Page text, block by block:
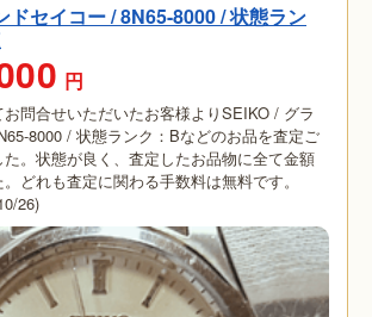
ドセイコー / 8N65-8000 / 状態ラン
円
問合せいただいたお客様よりSEIKO / グラ
8000 / 状態ランク：Bなどのお品を査定ご
。状態が良く、査定したお品物に全て金額
どれも査定に関わる手数料は無料です。
26)